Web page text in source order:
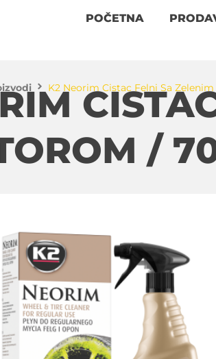
POČETNA
K2 Neorim Cistac Felni Sa
/